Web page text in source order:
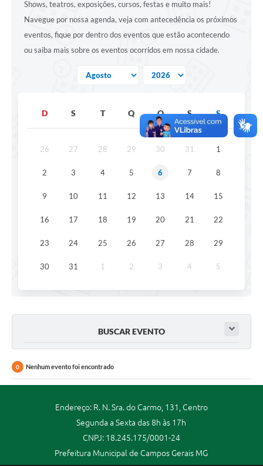
MaisShows, teatros, exposições, cursos, festas e muito mais!
Navegue por nossa agenda, veja com antecedência os próximos
eventos, fique por dentro dos eventos que estão acontecendo
ou saiba mais sobre os eventos ocorridos em nossa cidade.
D S T Q Q S S
26 27 28 29 30 31 1
2 3 4 5 6 7 8
9 10 11 12 13 14 15
16 17 18 19 20 21 22
23 24 25 26 27 28 29
30 31 1 2 3 4 5
BUSCAR EVENTO
0 Nenhum evento foi encontrado
Endereço: R. N. Sra. do Carmo, 131, Centro
Segunda a Sexta das 8h às 17h
CNPJ: 18.245.175/0001-24
Prefeitura Municipal de Campos Gerais MG